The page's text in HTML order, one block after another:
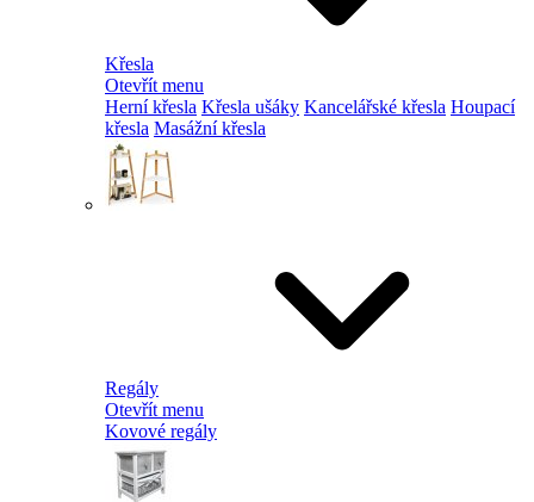
Křesla
Otevřít menu
Herní křesla Křesla ušáky Kancelářské křesla Houpací
křesla Masážní křesla
Regály
Otevřít menu
Kovové regály